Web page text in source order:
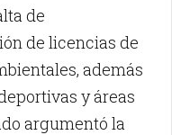
de
de licencias de
además
y áreas
argumentó la